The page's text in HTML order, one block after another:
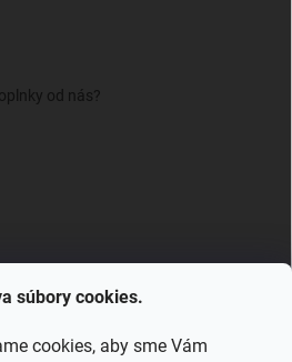
súbory cookies.
cookies, aby sme Vám
od nás?